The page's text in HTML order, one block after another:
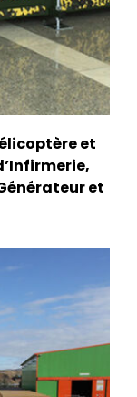
et
et